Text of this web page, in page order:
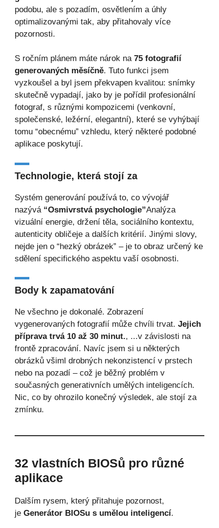
podobu, ale s pozadím, osvětlením a úhly
optimalizovanými tak, aby přitahovaly více
pozornosti.
S ročním plánem máte nárok na 75 fotografií
generovaných měsíčně. Tuto funkci jsem
vyzkoušel a byl jsem překvapen kvalitou: snímky
skutečně vypadají, jako by je pořídil profesionální
fotograf, s různými kompozicemi (venkovní,
společenské, ležérní, elegantní), které se vyhýbají
tomu “obecnému” vzhledu, který některé podobné
aplikace poskytují.
Technologie, která stojí za
Systém generování používá to, co vývojář
nazývá “Osmivrstvá psychologie”Analýza
vizuální energie, držení těla, sociálního kontextu,
autenticity obličeje a dalších kritérií. Jinými slovy,
nejde jen o “hezký obrázek” – je to obraz určený ke
sdělení specifického aspektu vaší osobnosti.
Body k zapamatování
Ne všechno je dokonalé. Zobrazení
vygenerovaných fotografií může chvíli trvat. Jejich
příprava trvá 10 až 30 minut., ...v závislosti na
frontě zpracování. Navíc jsem si u některých
obrázků všiml drobných nekonzistencí v prstech
nebo na pozadí – což je běžný problém v
současných generativních umělých inteligencích.
Nic, co by ohrozilo konečný výsledek, ale stojí za
zmínku.
32 vlastních BIOSů pro různé
aplikace
Dalším rysem, který přitahuje pozornost,
je Generátor BIOSu s umělou inteligencí.